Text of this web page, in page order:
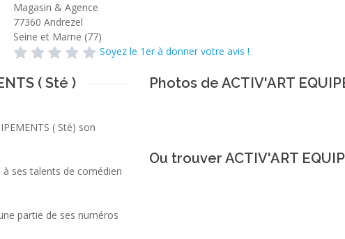
Magasin & Agence
77360 Andrezel
Seine et Marne (77)
Soyez le 1er à donner votre avis !
( Sté )
( Sté) son
à ses talents de comédien
partie de ses numéros
Photos de ACTIV'ART
Ou trouver ACTIV'ART